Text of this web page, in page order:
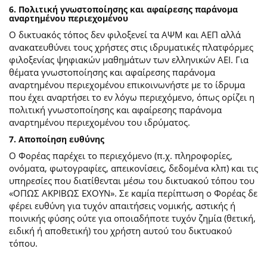
6. Πολιτική γνωστοποίησης και αφαίρεσης παράνομα
αναρτημένου περιεχομένου
Ο δικτυακός τόπος δεν φιλοξενεί τα ΑΨΜ και ΑΕΠ αλλά
ανακατευθύνει τους χρήστες στις ιδρυματικές πλατφόρμες
φιλοξενίας ψηφιακών μαθημάτων των ελληνικών ΑΕΙ. Για
θέματα γνωστοποίησης και αφαίρεσης παράνομα
αναρτημένου περιεχομένου επικοινωνήστε με το ίδρυμα
που έχει αναρτήσει το εν λόγω περιεχόμενο, όπως ορίζει η
πολιτική γνωστοποίησης και αφαίρεσης παράνομα
αναρτημένου περιεχομένου του ιδρύματος.
7. Αποποίηση ευθύνης
Ο Φορέας παρέχει το περιεχόμενο (π.χ. πληροφορίες,
ονόματα, φωτογραφίες, απεικονίσεις, δεδομένα κλπ) και τις
υπηρεσίες που διατίθενται μέσω του δικτυακού τόπου του
«ΟΠΩΣ ΑΚΡΙΒΩΣ ΕΧΟΥΝ». Σε καμία περίπτωση ο Φορέας δε
φέρει ευθύνη για τυχόν απαιτήσεις νομικής, αστικής ή
ποινικής φύσης ούτε για οποιαδήποτε τυχόν ζημία (θετική,
ειδική ή αποθετική) του χρήστη αυτού του δικτυακού
τόπου.